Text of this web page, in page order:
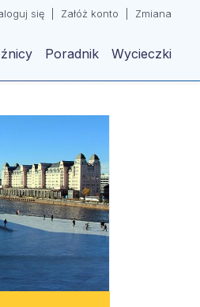
się Załóż konto Zmiana
Poradnik Wycieczki